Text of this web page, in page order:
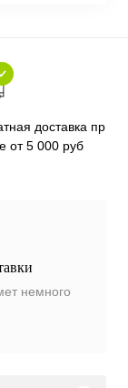
доставка при
от 5 000 руб
немного